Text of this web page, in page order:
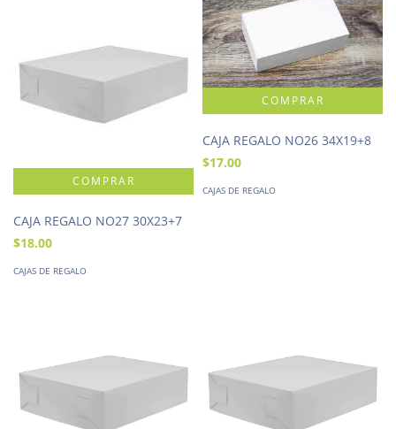
CAJA REGALO NO27 30X23+7
$18.00
CAJAS DE REGALO
CAJA REGALO NO26 34X19+8
$17.00
CAJAS DE REGALO